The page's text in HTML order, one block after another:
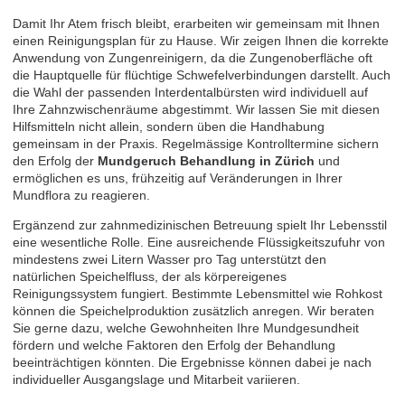
Damit Ihr Atem frisch bleibt, erarbeiten wir gemeinsam mit Ihnen
einen Reinigungsplan für zu Hause. Wir zeigen Ihnen die korrekte
Anwendung von Zungenreinigern, da die Zungenoberfläche oft
die Hauptquelle für flüchtige Schwefelverbindungen darstellt. Auch
die Wahl der passenden Interdentalbürsten wird individuell auf
Ihre Zahnzwischenräume abgestimmt. Wir lassen Sie mit diesen
Hilfsmitteln nicht allein, sondern üben die Handhabung
gemeinsam in der Praxis. Regelmässige Kontrolltermine sichern
den Erfolg der Mundgeruch Behandlung in Zürich und
ermöglichen es uns, frühzeitig auf Veränderungen in Ihrer
Mundflora zu reagieren.
Ergänzend zur zahnmedizinischen Betreuung spielt Ihr Lebensstil
eine wesentliche Rolle. Eine ausreichende Flüssigkeitszufuhr von
mindestens zwei Litern Wasser pro Tag unterstützt den
natürlichen Speichelfluss, der als körpereigenes
Reinigungssystem fungiert. Bestimmte Lebensmittel wie Rohkost
können die Speichelproduktion zusätzlich anregen. Wir beraten
Sie gerne dazu, welche Gewohnheiten Ihre Mundgesundheit
fördern und welche Faktoren den Erfolg der Behandlung
beeinträchtigen könnten. Die Ergebnisse können dabei je nach
individueller Ausgangslage und Mitarbeit variieren.